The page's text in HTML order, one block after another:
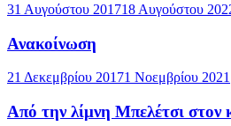
31 Αυγούστου 201718 Αυγούστου
Ανακοίνωση
21 Δεκεμβρίου 20171 Νοεμβρίου 2021
Από την λίμνη Μπελέτσι